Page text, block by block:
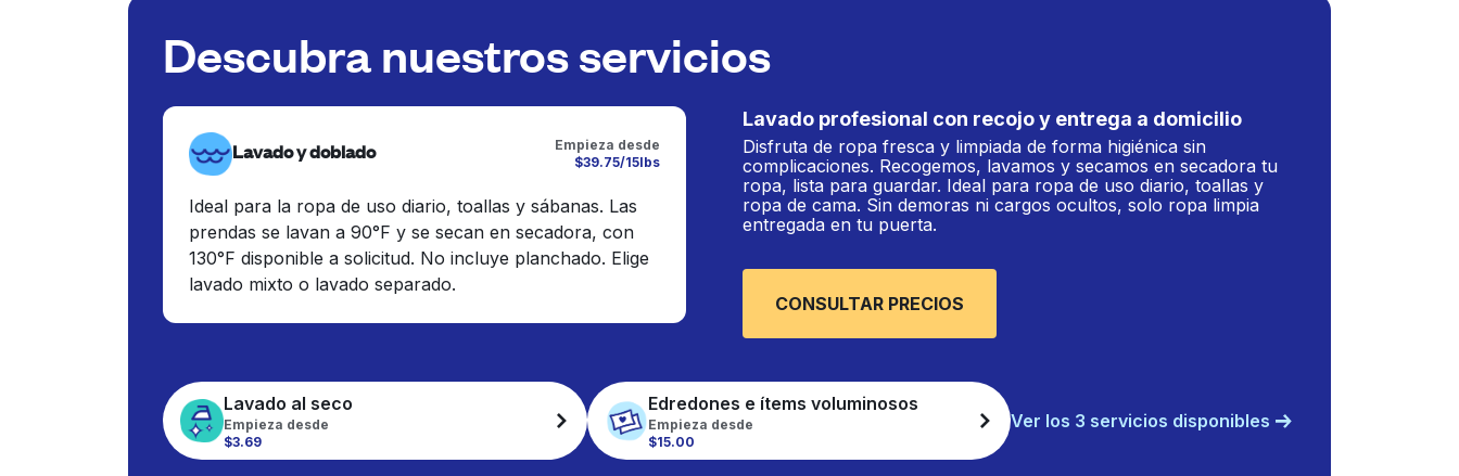
Descubra nuestros servicios
Lavado y doblado
Empieza desde
$39.75/15lbs
Ideal para la ropa de uso diario, toallas y sábanas. Las
prendas se lavan a 90°F y se secan en secadora, con
130°F disponible a solicitud. No incluye planchado. Elige
lavado mixto o lavado separado.
Lavado profesional con recojo y entrega a domicilio
Disfruta de ropa fresca y limpiada de forma higiénica sin
complicaciones. Recogemos, lavamos y secamos en secadora tu
ropa, lista para guardar. Ideal para ropa de uso diario, toallas y
ropa de cama. Sin demoras ni cargos ocultos, solo ropa limpia
entregada en tu puerta.
CONSULTAR PRECIOS
Lavado al seco
Empieza desde
$3.69
Edredones e ítems voluminosos
Empieza desde
$15.00
Ver los 3 servicios disponibles